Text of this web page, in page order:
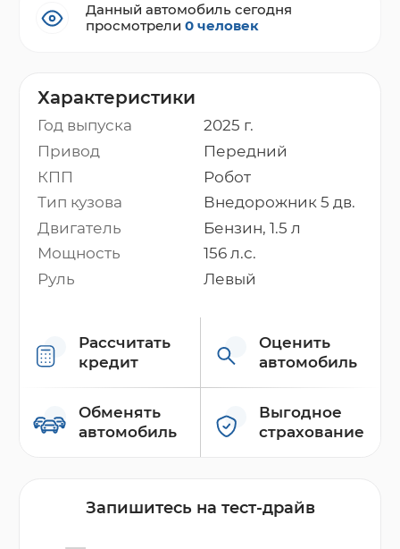
Характеристики
Год выпуска
2025 г.
Привод
Передний
КПП
Робот
Тип кузова
Внедорожник 5 дв.
Двигатель
Бензин, 1.5 л
Мощность
156 л.с.
Руль
Левый
Рассчитать
кредит
Оценить
автомобиль
Обменять
автомобиль
Выгодное
страхование
Данный автомобиль сегодня
просмотрели0 человек
Запишитесь на тест-драйв